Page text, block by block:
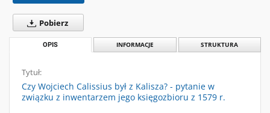
Pobierz
OPIS INFORMACJE STRUKTURA
Tytuł:
Czy Wojciech Calissius był z Kalisza? - pytanie w
związku z inwentarzem jego księgozbioru z 1579 r.